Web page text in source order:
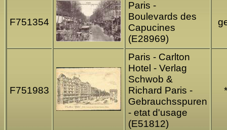
F751354
Paris -
Boulevards des
Capucines
(E28969)
F751983
Paris - Carlton
Hotel - Verlag
Schwob &
Richard Paris -
Gebrauchsspuren
- etat d'usage
(E51812)
*